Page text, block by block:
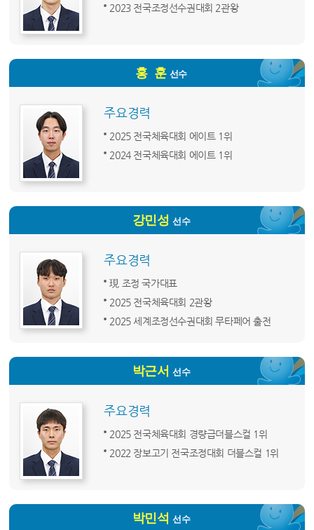
2023 전국조정선수권대회 2관왕
홍 훈 선수
주요경력
2025 전국체육대회 에이트 1위
2024 전국체육대회 에이트 1위
강민성선수
주요경력
現 조정 국가대표
2025 전국체육대회 2관왕
2025 세계조정선수권대회 무타페어 출전
박근서선수
주요경력
2025 전국체육대회 경량급더블스컬 1위
2022 장보고기 전국조정대회 더블스컬 1위
박민석선수